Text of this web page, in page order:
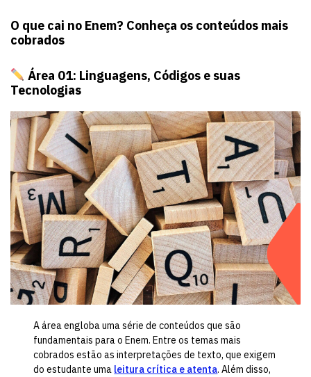
O que cai no Enem? Conheça os conteúdos mais
cobrados
Área 01: Linguagens, Códigos e suas
Tecnologias
A área engloba uma série de conteúdos que são
fundamentais para o Enem. Entre os temas mais
cobrados estão as interpretações de texto, que exigem
do estudante uma leitura crítica e atenta. Além disso,